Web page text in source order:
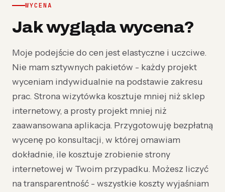
WYCENA
Jak wygląda wycena?
Moje podejście do cen jest elastyczne i uczciwe.
Nie mam sztywnych pakietów - każdy projekt
wyceniam indywidualnie na podstawie zakresu
prac. Strona wizytówka kosztuje mniej niż sklep
internetowy, a prosty projekt mniej niż
zaawansowana aplikacja. Przygotowuję bezpłatną
wycenę po konsultacji, w której omawiam
dokładnie, ile kosztuje zrobienie strony
internetowej w Twoim przypadku. Możesz liczyć
na transparentność - wszystkie koszty wyjaśniam